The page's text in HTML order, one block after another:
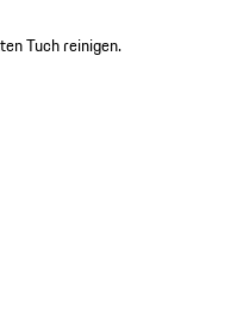
Tuch reinigen.